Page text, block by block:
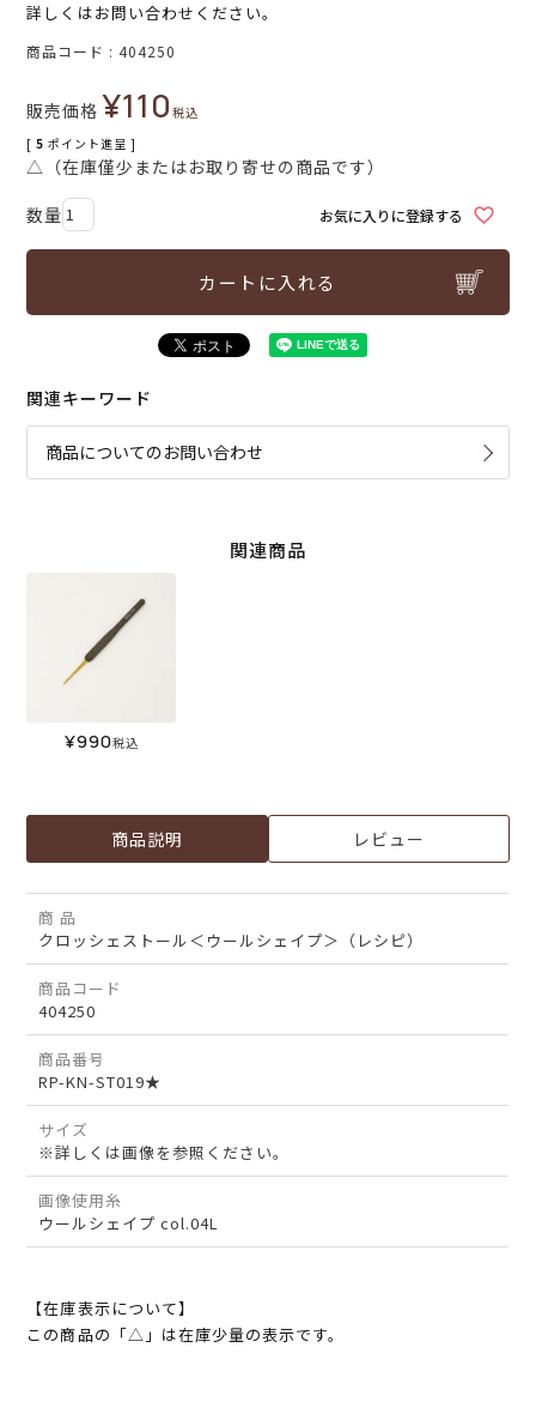
詳しくはお問い合わせください。
商品コード 404250
販売価格 ¥110税込
[ 5 ポイント進呈 ]
△（在庫僅少またはお取り寄せの商品です）
お気に入りに登録する
カートに入れる
関連キーワード
商品についてのお問い合わせ
関連商品
¥990税込
商品説明 レビュー
商 品
クロッシェストール＜ウールシェイプ＞（レシピ）
商品コード
404250
商品番号
RP-KN-ST019★
サイズ
※詳しくは画像を参照ください。
画像使用糸
ウールシェイプ col.04L
【在庫表示について】
この商品の「△」は在庫少量の表示です。